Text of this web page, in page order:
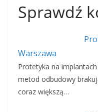
Sprawdź
Warszawa
Protetyka na
metod odbudowy
coraz większą…